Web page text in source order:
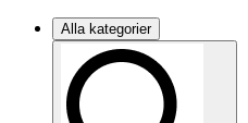
Alla kategorier